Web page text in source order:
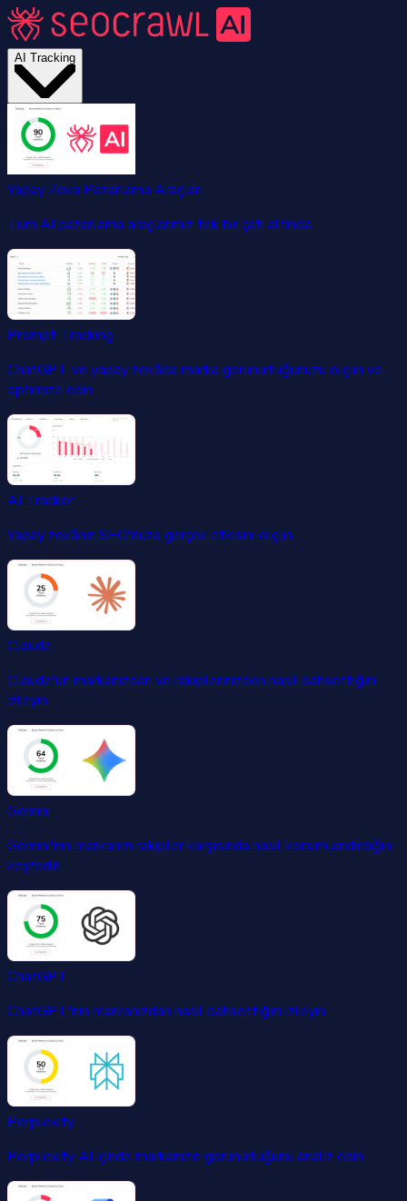
AI Tracking
Yapay Zeka Pazarlama Araçları
Tüm AI pazarlama araçlarımız tek bir çatı altında.
Prompt Tracking
ChatGPT ve yapay zekâda marka görünürlüğünüzü ölçün ve
optimize edin.
AI Tracker
Yapay zekânın SEO'nuza gerçek etkisini ölçün.
Claude
Claude'un markanızdan ve rakiplerinizden nasıl bahsettiğini
izleyin.
Gemini
Gemini'nin markanızı rakipler karşısında nasıl konumlandırdığını
keşfedin.
ChatGPT
ChatGPT'nin markanızdan nasıl bahsettiğini izleyin.
Perplexity
Perplexity AI içinde markanızın görünürlüğünü analiz edin.